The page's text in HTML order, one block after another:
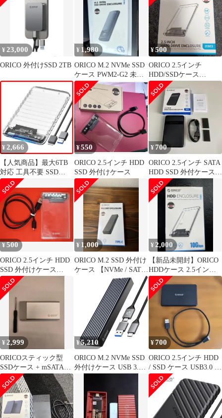
10Gbps高速転送 UASP
対応 アルミケース ssd
m.2 ケース
2230/2242/2260/2280 M
fbc9abf1
¥ 23,000
ORICO 外付けSSD 2TB
¥ 1,980
ORICO M.2 NVMe SSD
ケース PWM2-G2 未開
封品
¥500
ORICO 2.5インチ
HDD/SSDケース
2139C3
¥ 2,666
【人気商品】最大6TB
対応 工具不要 SSD
HDD HDD SATA UASP
対応 7mm/9.5mm ケー
ス ケース 外付けハード
ディスク 2139U3-V1-
CR 3.0-SATA USB 2.5イ
ンチ ORICO
¥550
ORICO 2.5インチ HDD
SSD 外付けケース
¥ 700
ORICO 2.5インチ SATA
HDD SSD 外付ケース
エンクロージャー
¥500
ORICO 2.5インチ HDD
SSD 外付けケース
USB3.0 SATA
¥ 1,000
ORICO M.2 SSD 外付け
ケース 【NVMe / SATA
¥ 2,000
【新品未開封】ORICO
HDDケース 2.5インチ
SATA USB3.1
¥ 2,999
ORICOスティック型
SSDケース + mSATA
256GB 本体
¥ 5,210
ORICO M.2 NVMe SSD
外付けケース USB 3.2
2230/2242/2260/2280
SSD ケース M2 SSD 外
付けケース 8TB容量に
¥700
ORICO 2.5インチ HDD
/ SSD ケース USB3.0 接
続